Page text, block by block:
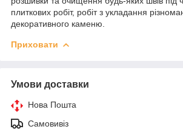
плиткових робіт, робіт з укладання
декоративного каменю.
Приховати
Умови доставки
Нова Пошта
Самовивіз